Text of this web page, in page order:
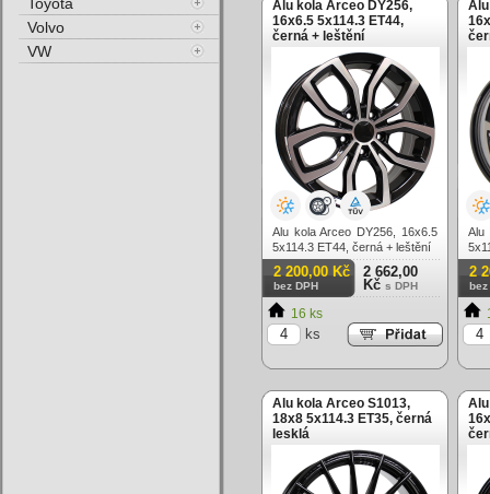
Alu kola Arceo DY256,
16x6.5 5x114.3 ET44,
černá + leštění
Alu kola Arceo DY256, 16x6.5
5x114.3 ET44, černá + leštění
2 200,00 Kč
bez DPH
2 662,00
Kč s DPH
16 ks
ks
Alu
2
bez
Alu kola Arceo S1013,
18x8 5x114.3 ET35, černá
lesklá
Volvo
VW